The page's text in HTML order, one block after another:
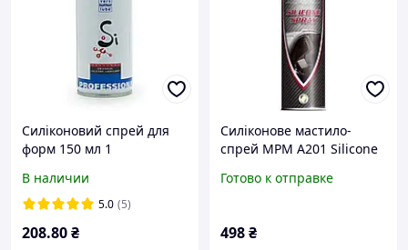
Силіконовий спрей для
форм 150 мл 1
В наличии
5.0 (5)
208.80₴
Силіконове мастило-
спрей MPM A201 Silicone
Готово к отправке
498₴